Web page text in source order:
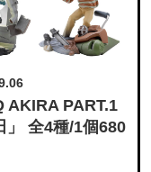
AKIRA PART.1
」 全4種/1個680